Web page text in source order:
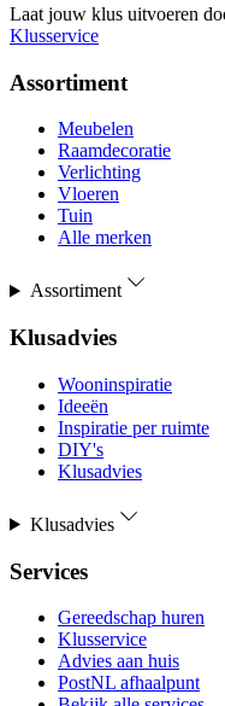
Laat jouw klus uitvoeren
Klusservice
Assortiment
Meubelen
Raamdecoratie
Verlichting
Vloeren
Tuin
Alle merken
Assortiment
Klusadvies
Wooninspiratie
Ideeën
Inspiratie per ruimte
DIY's
Klusadvies
Klusadvies
Services
Gereedschap huren
Klusservice
Advies aan huis
PostNL afhaalpunt